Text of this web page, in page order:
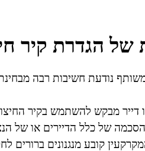
הגדרת קיר
משותף נודעת חשיבות רבה
מבקש להשתמש בקיר
של כלל הדיירים או של
קובע מנגנונים ברורים